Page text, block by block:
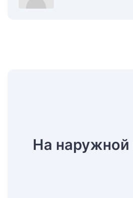
На наружной